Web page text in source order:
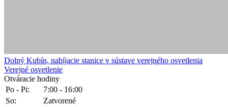
Dolný Kubín, nabíjacie stanice v sústave verejného osvetlenia
Verejné osvetlenie
Otváracie hodiny
Po - Pi:
7:00 - 16:00
So:
Zatvorené